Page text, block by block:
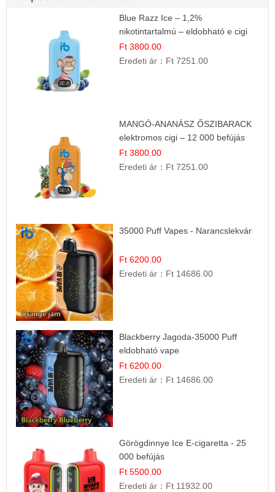
Blue Razz Ice – 1,2%
nikotintartalmú – eldobható e cigi
Ft 3800.00
Eredeti ár： Ft 7251.00
MANGÓ-ANANÁSZ ŐSZIBARACK
elektromos cigi – 12 000 befújás
Ft 3800.00
Eredeti ár： Ft 7251.00
35000 Puff Vapes - Narancslekvár
Ft 6200.00
Eredeti ár： Ft 14686.00
Blackberry Jagoda-35000 Puff
eldobható vape
Ft 6200.00
Eredeti ár： Ft 14686.00
Görögdinnye Ice E-cigaretta - 25
000 befújás
Ft 5500.00
Eredeti ár： Ft 11932.00